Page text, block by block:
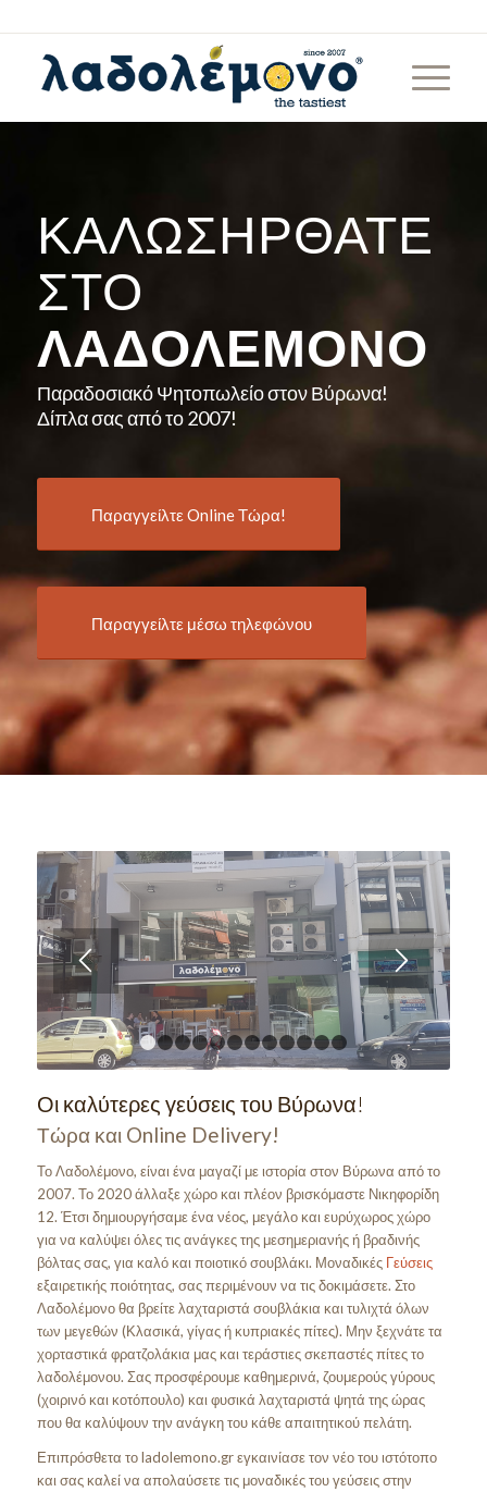
ΚΑΛΩΣΉΡΘΑΤΕ
ΣΤΟ
ΛΑΔΟΛΈΜΟΝΟ
Παραδοσιακό Ψητοπωλείο στον Βύρωνα!
Δίπλα σας από το 2007!
Παραγγείλτε Online Τώρα!
Παραγγείλτε μέσω τηλεφώνου
1 2 3 4 5 6 7 8 9 10 1112
Οι καλύτερες γεύσεις του Βύρωνα!
Τώρα και Online Delivery!
Το Λαδολέμονο, είναι ένα μαγαζί με ιστορία στον Βύρωνα από το
2007. Το 2020 άλλαξε χώρο και πλέον βρισκόμαστε Νικηφορίδη
12. Έτσι δημιουργήσαμε ένα νέος, μεγάλο και ευρύχωρος χώρο
για να καλύψει όλες τις ανάγκες της μεσημεριανής ή βραδινής
βόλτας σας, για καλό και ποιοτικό σουβλάκι. Μοναδικές Γεύσεις
εξαιρετικής ποιότητας, σας περιμένουν να τις δοκιμάσετε. Στο
Λαδολέμονο θα βρείτε λαχταριστά σουβλάκια και τυλιχτά όλων
των μεγεθών (Κλασικά, γίγας ή κυπριακές πίτες). Μην ξεχνάτε τα
χορταστικά φρατζολάκια μας και τεράστιες σκεπαστές πίτες το
λαδολέμονου. Σας προσφέρουμε καθημερινά, ζουμερούς γύρους
(χοιρινό και κοτόπουλο) και φυσικά λαχταριστά ψητά της ώρας
που θα καλύψουν την ανάγκη του κάθε απαιτητικού πελάτη.
Επιπρόσθετα το ladolemono.gr εγκαινίασε τον νέο του ιστότοπο
και σας καλεί να απολαύσετε τις μοναδικές του γεύσεις στην